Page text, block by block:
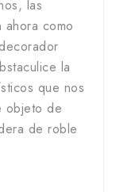
las
ahora como
la
que nos
objeto de
de roble